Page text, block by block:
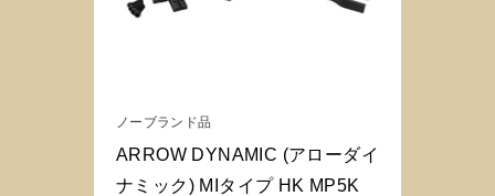
ノーブランド品
ARROW DYNAMIC (アローダイ
ナミック) MIタイプ HK MP5K